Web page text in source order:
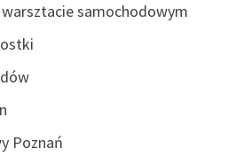
samochodowym
Poznań